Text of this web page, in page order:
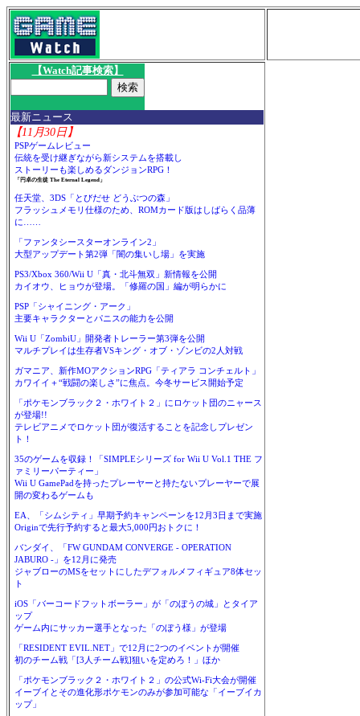
【Watch記事検索】
最新ニュース
【11月30日】
PSPゲームレビュー
伝統を受け継ぎながら新システムを搭載し
ストーリーも楽しめるダンジョンRPG！
「円卓の生徒 The Eternal Legend」
任天堂、3DS「とびだせ どうぶつの森」
フラッシュメモリ仕様のため、ROMカード版はしばらく品薄
に……
「ファンタシースターオンライン2」
大型アップデート第2弾「闇の集いし場」を実施
PS3/Xbox 360/Wii U「真・北斗無双」新情報を公開
カイオウ、ヒョウが登場。「修羅の国」編が明らかに
PSP「シャイニング・アーク」
主要キャラクターとパニスの能力を公開
Wii U「ZombiU」開発者トレーラー第3弾を公開
マルチプレイは生存者VSキング・オブ・ゾンビの2人対戦
ガマニア、新作MOアクションRPG「ティアラ コンチェルト」
カワイイ＋“戦闘の楽しさ”に焦点。今冬サービス開始予定
「ポケモンブラック２・ホワイト２」にロケット団のニャース
が登場!!
テレビアニメでロケット団が復活することを記念しプレゼン
ト！
35のゲームを収録！「SIMPLEシリーズ for Wii U Vol.1 THE フ
ァミリーパーティー」
Wii U GamePadを持ったプレーヤーと持たないプレーヤーで展
開の変わるゲームも
EA、「シムシティ」早期予約キャンペーンを12月3日まで実施
Originで先行予約すると最大5,000円おトクに！
バンダイ、「FW GUNDAM CONVERGE - OPERATION
JABURO -」を12月に発売
ジャブローのMSをセットにしたデフォルメフィギュア8体セッ
ト
iOS「バーコードフットボーラー」が「のぼうの城」とタイア
ップ
ゲーム内にサッカー選手となった「のぼう様」が登場
「RESIDENT EVIL.NET」で12月に2つのイベントが開催
初のチーム戦「[3人チーム戦]狙いを定めろ！」ほか
「ポケモンブラック２・ホワイト２」の公式Wi-Fi大会が開催
イーブイとその進化形ポケモンのみが参加可能な「イーブイカ
ップ」